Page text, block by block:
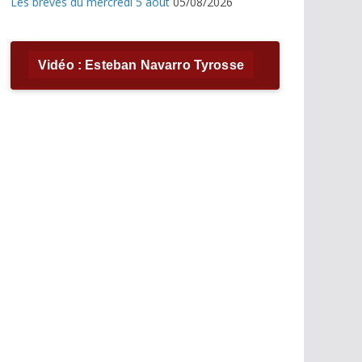
Vidéo : Esteban Navarro Tyrosse